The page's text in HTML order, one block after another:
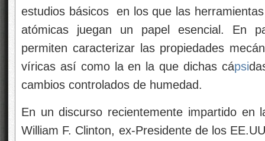
estudios básicos en los que las
atómicas juegan un papel esencial. En
permiten caracterizar las propiedades
víricas así como la en la que dichas cápsi
cambios controlados de humedad.
En un discurso recientemente impartido en
William F. Clinton, ex-Presidente de los